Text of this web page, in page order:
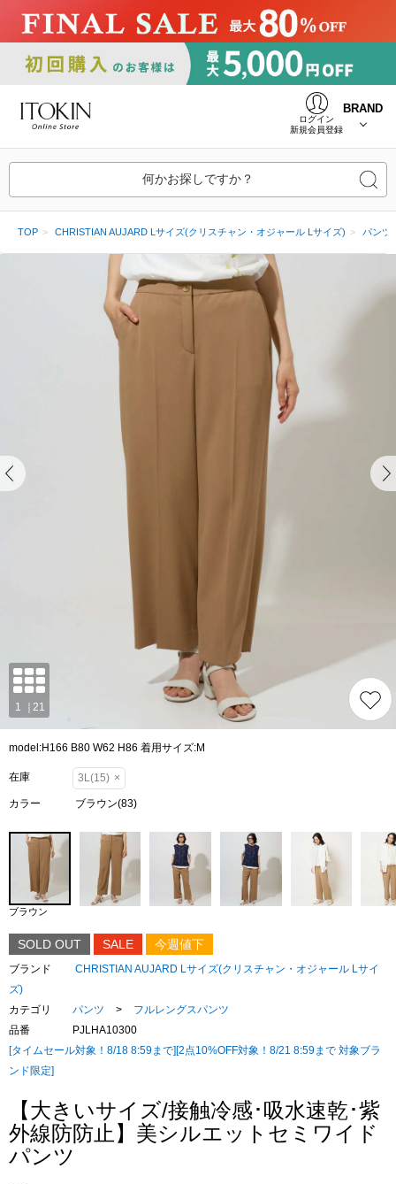
ログイン
新規会員登録
BRAND
何かお探しですか？
TOP CHRISTIAN AUJARD Lサイズ(クリスチャン・オジャール Lサイズ) パンツ
model:H166 B80 W62 H86 着用サイズ:M
在庫 3L(15) ×
カラー ブラウン(83)
ブラウン
SOLD OUT SALE 今週値下
ブランド
CHRISTIAN AUJARD Lサイズ(クリスチャン・オジャール Lサイ
ズ)
カテゴリ
パンツ >
フルレングスパンツ
品番
PJLHA10300
[タイムセール対象！8/18 8:59まで][2点10%OFF対象！8/21 8:59まで 対象ブラ
ンド限定]
【大きいサイズ/接触冷感･吸水速乾･紫
外線防防止】美シルエットセミワイド
パンツ